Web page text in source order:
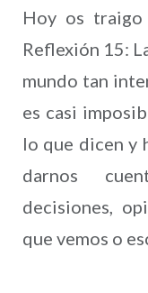
Hoy os traigo
Reflexión 15:
mundo tan
es casi
lo que dicen y
darnos
decisiones,
que vemos o